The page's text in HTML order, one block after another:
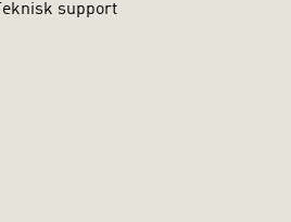
Teknisk support